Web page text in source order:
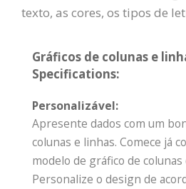
texto, as cores, os tipos de
Gráficos de colunas e
Specifications:
Personalizável:
Apresente dados com um
colunas e linhas. Comece já
modelo de gráfico de colunas
Personalize o design de